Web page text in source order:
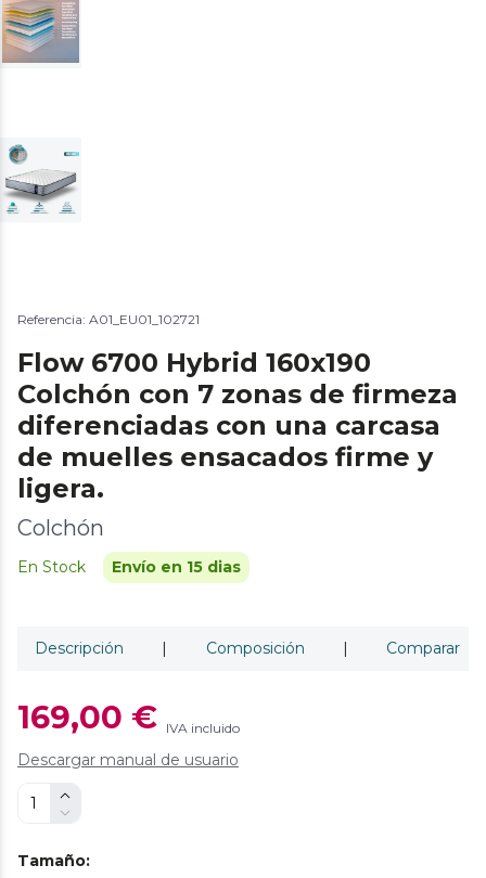
Referencia: A01_EU01_102721
Flow 6700 Hybrid 160x190
Colchón con 7 zonas de firmeza
diferenciadas con una carcasa
de muelles ensacados firme y
ligera.
Colchón
En Stock Envío en 15 dias
Descripción | Composición | Comparar
169,00 € IVA incluido
Descargar manual de usuario
Tamaño: